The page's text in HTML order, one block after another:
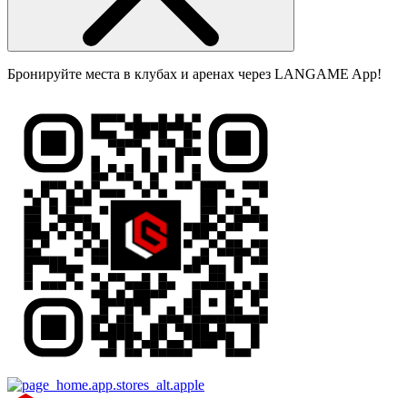
Бронируйте места в клубах и аренах через LANGAME App!